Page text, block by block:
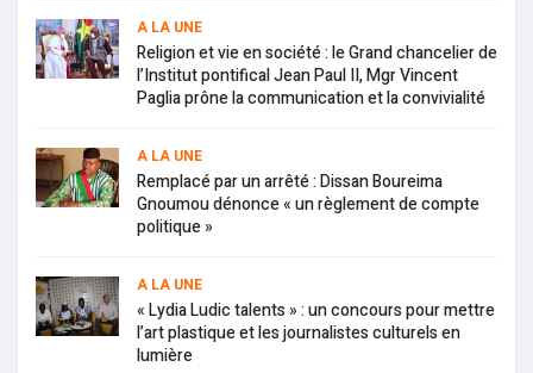
A LA UNE
Religion et vie en société : le Grand chancelier de
l’Institut pontifical Jean Paul II, Mgr Vincent
Paglia prône la communication et la convivialité
A LA UNE
Remplacé par un arrêté : Dissan Boureima
Gnoumou dénonce « un règlement de compte
politique »
A LA UNE
« Lydia Ludic talents » : un concours pour mettre
l’art plastique et les journalistes culturels en
lumière